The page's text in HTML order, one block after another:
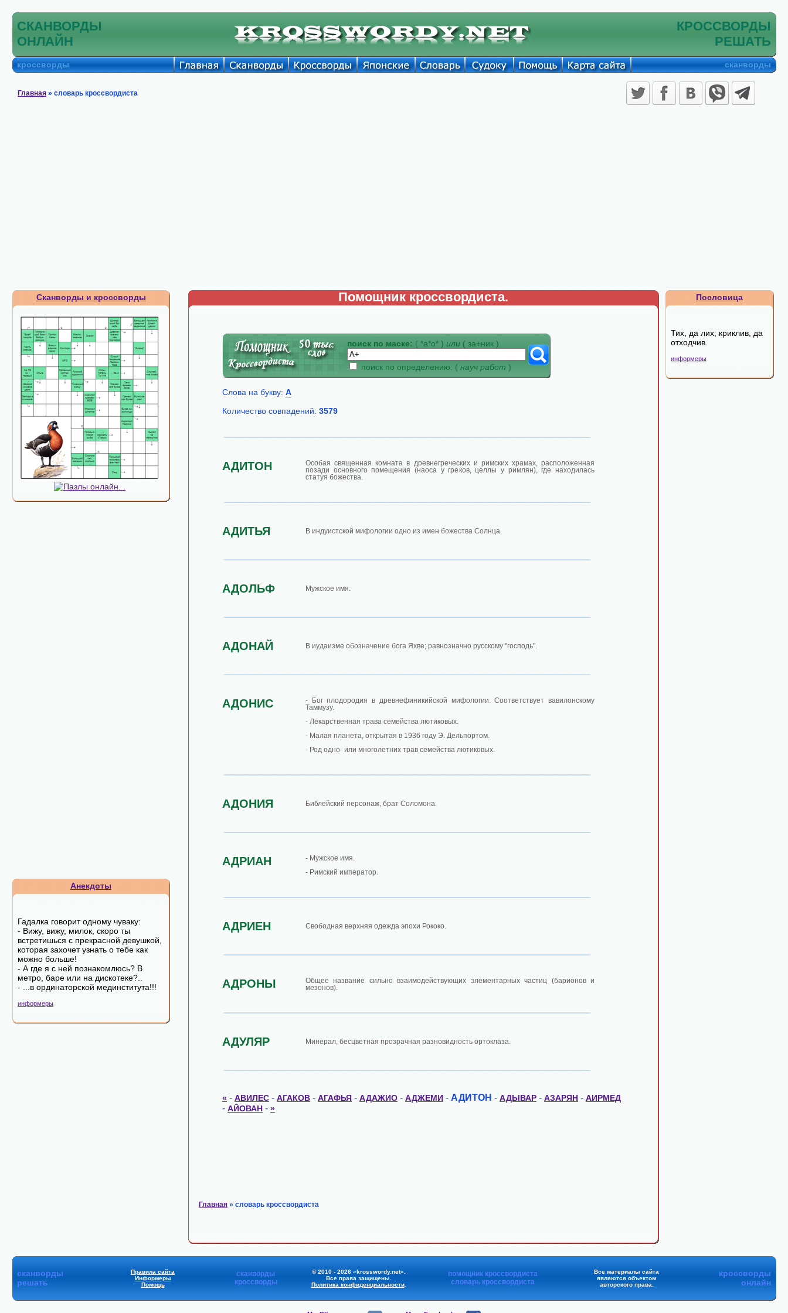
СКАНВОРДЫ
ОНЛАЙН
КРОССВОРДЫ
РЕШАТЬ
кроссворды сканворды
Главная » словарь кроссвордиста
Сканворды и кроссворды
Анекдоты
Гадалка говорит одному чуваку:
- Вижу, вижу, милок, скоро ты
встретишься с прекрасной девушкой,
которая захочет узнать о тебе как
можно больше!
- А где я с ней познакомлюсь? В
метро, баре или на дискотеке?..
- ...в ординаторской мединститута!!!
информеры
Помощник кроссвордиста.
поиск по маске: ( *а*о* ) или ( за+ник )
поиск по определению: ( науч работ )
Слова на букву: А
Количество совпадений: 3579
АДИТОН
Особая священная комната в древнегреческих и римских храмах, расположенная
позади основного помещения (наоса у греков, целлы у римлян), где находилась
статуя божества.
АДИТЬЯ В индуистской мифологии одно из имен божества Солнца.
АДОЛЬФ Мужское имя.
АДОНАЙ В иудаизме обозначение бога Яхве; равнозначно русскому "господь".
АДОНИС
- Бог плодородия в древнефиникийской мифологии. Соответствует вавилонскому
Таммузу.
- Лекарственная трава семейства лютиковых.
- Малая планета, открытая в 1936 году Э. Дельпортом.
- Род одно- или многолетних трав семейства лютиковых.
АДОНИЯ Библейский персонаж, брат Соломона.
АДРИАН
- Мужское имя.
- Римский император.
АДРИЕН Свободная верхняя одежда эпохи Рококо.
АДРОНЫ
Общее название сильно взаимодействующих элементарных частиц (барионов и
мезонов).
АДУЛЯР Минерал, бесцветная прозрачная разновидность ортоклаза.
« - АВИЛЕС - АГАКОВ - АГАФЬЯ - АДАЖИО - АДЖЕМИ - АДИТОН - АДЫВАР - АЗАРЯН - АИРМЕД
- АЙОВАН - »
Главная » словарь кроссвордиста
Пословица
Тих, да лих; криклив, да
отходчив.
информеры
сканворды
решать
Правила сайта
Информеры
Помощь
сканворды
кроссворды
© 2010 - 2026 «krosswordy.net».
Все права защищены.
Политика конфиденциальности.
помощник кроссвордиста
словарь кроссвордиста
Все материалы сайта
являются объектом
авторского права.
кроссворды
онлайн